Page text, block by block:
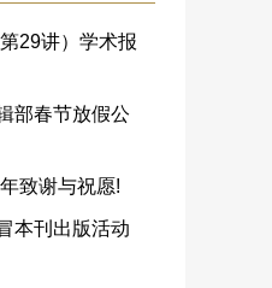
29讲）学术报
部春节放假公
致谢与祝愿!
本刊出版活动